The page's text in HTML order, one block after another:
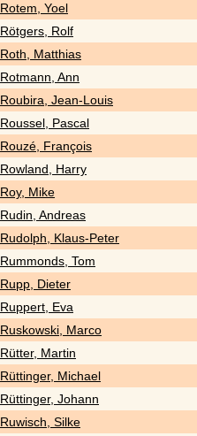
Rotem, Yoel
Rötgers, Rolf
Roth, Matthias
Rotmann, Ann
Roubira, Jean-Louis
Roussel, Pascal
Rouzé, François
Rowland, Harry
Roy, Mike
Rudin, Andreas
Rudolph, Klaus-Peter
Rummonds, Tom
Rupp, Dieter
Ruppert, Eva
Ruskowski, Marco
Rütter, Martin
Rüttinger, Michael
Rüttinger, Johann
Ruwisch, Silke